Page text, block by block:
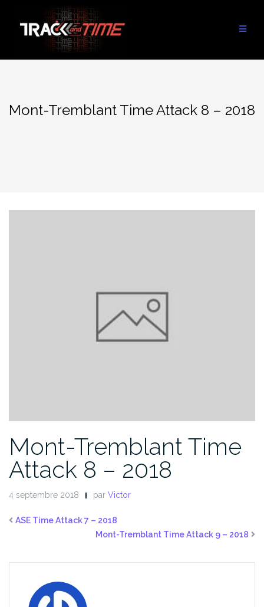
contenu
Mont-Tremblant Time Attack 8 – 2018
Mont-Tremblant Time
Attack 8 – 2018
4 septembre 2018 par Victor
ASE Time Attack 7 – 2018
Mont-Tremblant Time Attack 9 – 2018